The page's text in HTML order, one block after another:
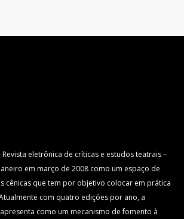
eletrônica de críticas e estudos teatrais –
em março de 2008 como um espaço de
cênicas que tem por objetivo colocar em prática
com quatro edições por ano, a
como um mecanismo de fomento à